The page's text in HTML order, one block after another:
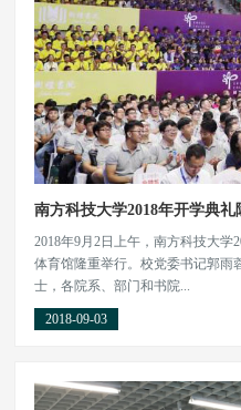
南方科技大学2018年开学典礼
2018年9月2日上午，南方科技大
体育馆隆重举行。校党委书记郭雨
士，各院系、部门和书院...
2018-09-03